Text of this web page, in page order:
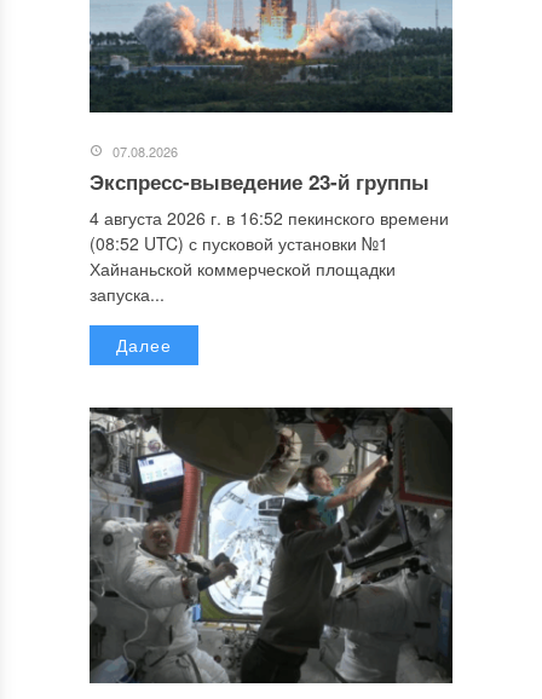
07.08.2026
Экспресс-выведение 23-й группы
4 августа 2026 г. в 16:52 пекинского времени
(08:52 UTC) с пусковой установки №1
Хайнаньской коммерческой площадки
запуска...
Далее